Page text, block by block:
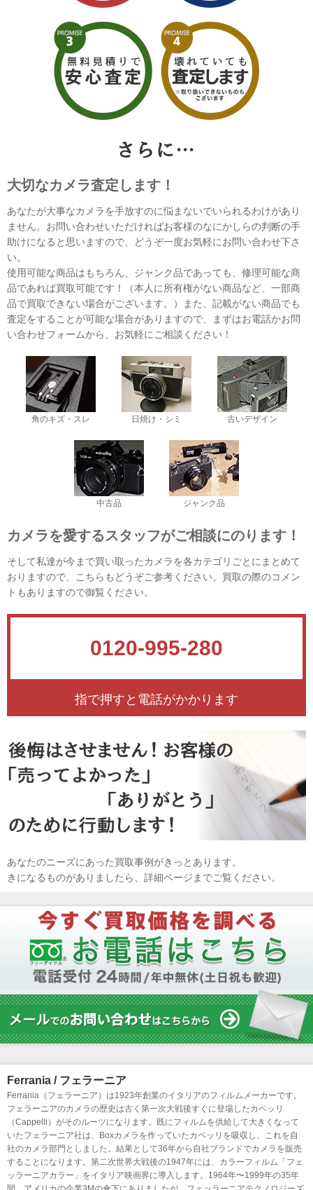
大切なカメラ査定します！
あなたが大事なカメラを手放すのに悩まないでいられるわけがあり
ません。お問い合わせいただければお客様のなにかしらの判断の手
助けになると思いますので、どうぞ一度お気軽にお問い合わせ下さ
い。
使用可能な商品はもちろん、ジャンク品であっても、修理可能な商
品であれば買取可能です！（本人に所有権がない商品など、一部商
品で買取できない場合がございます。）また、記載がない商品でも
査定をすることが可能な場合がありますので、まずはお電話かお問
い合わせフォームから、お気軽にご相談ください！
角のキズ・スレ 日焼け・シミ 古いデザイン
中古品 ジャンク品
カメラを愛するスタッフがご相談にのります！
そして私達が今まで買い取ったカメラを各カテゴリごとにまとめて
おりますので、こちらもどうぞご参考ください。買取の際のコメン
トもありますので御覧ください。
0120-995-280
指で押すと電話がかかります
あなたのニーズにあった買取事例がきっとあります。
きになるものがありましたら、詳細ページまでご覧ください。
Ferrania / フェラーニア
Ferrania（フェラーニア）は1923年創業のイタリアのフィルムメーカーです。
フェラーニアのカメラの歴史は古く第一次大戦後すぐに登場したカペッリ
（Cappelli）がそのルーツになります。既にフィルムを供給して大きくなって
いたフェラーニア社は、Boxカメラを作っていたカペッリを吸収し、これを自
社のカメラ部門としました。結果として36年から自社ブランドでカメラを販売
することになります。第二次世界大戦後の1947年には、カラーフィルム「フェ
ッラーニアカラー」をイタリア映画界に導入します。1964年〜1999年の35年